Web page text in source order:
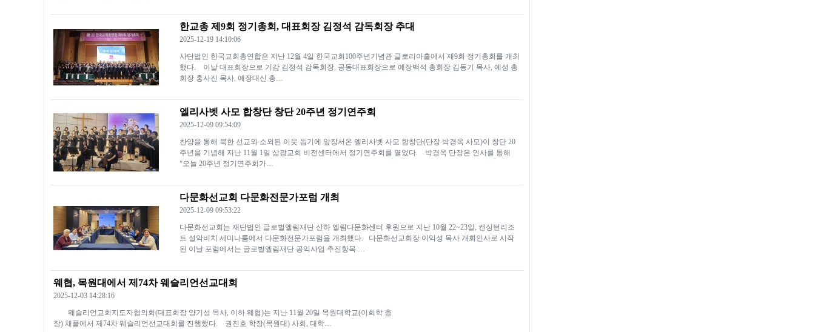
한교총 제9회 정기총회, 대표회장 김정석 감독회장 추대
2025-12-19 14:10:06
사단법인 한국교회총연합은 지난 12월 4일 한국교회100주년기념관 글로리아홀에서 제9회 정기총회를 개최
했다. 이날 대표회장으로 기감 김정석 감독회장, 공동대표회장으로 예장백석 총회장 김동기 목사, 예성 총
회장 홍사진 목사, 예장대신 총…
엘리사벳 사모 합창단 창단 20주년 정기연주회
2025-12-09 09:54:09
찬양을 통해 북한 선교와 소외된 이웃 돕기에 앞장서온 엘리사벳 사모 합창단(단장 박경옥 사모)이 창단 20
주년을 기념해 지난 11월 1일 삼광교회 비전센터에서 정기연주회를 열었다. 박경옥 단장은 인사를 통해
“오늘 20주년 정기연주회가…
다문화선교회 다문화전문가포럼 개최
2025-12-09 09:53:22
다문화선교회는 재단법인 글로벌엘림재단 산하 엘림다문화센터 후원으로 지난 10월 22~23일, 캔싱턴리조
트 설악비치 세미나룸에서 다문화전문가포럼을 개최했다. 다문화선교회장 이익성 목사 개회인사로 시작
된 이날 포럼에서는 글로벌엘림재단 공익사업 추진항목 …
웨협, 목원대에서 제74차 웨슬리언선교대회
2025-12-03 14:28:16
웨슬리언교회지도자협의회(대표회장 양기성 목사, 이하 웨협)는 지난 11월 20일 목원대학교(이희학 총
장) 채플에서 제74차 웨슬리언선교대회를 진행했다. 권진호 학장(목원대) 사회, 대학…